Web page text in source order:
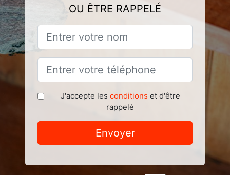
OU ÊTRE RAPPELÉ
J'accepte les conditions et d'être
rappelé
Envoyer